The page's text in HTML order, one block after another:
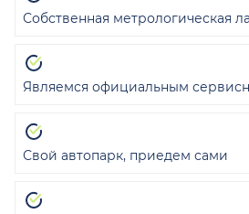
Собственная метрологическая
Являемся официальным
Свой автопарк, приедем сами